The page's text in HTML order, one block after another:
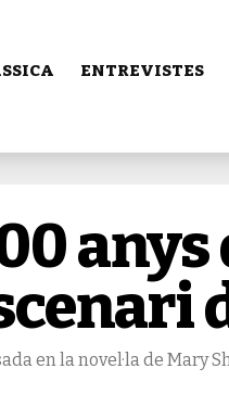
ENTREVISTES
anys
en la novel·la de Mary